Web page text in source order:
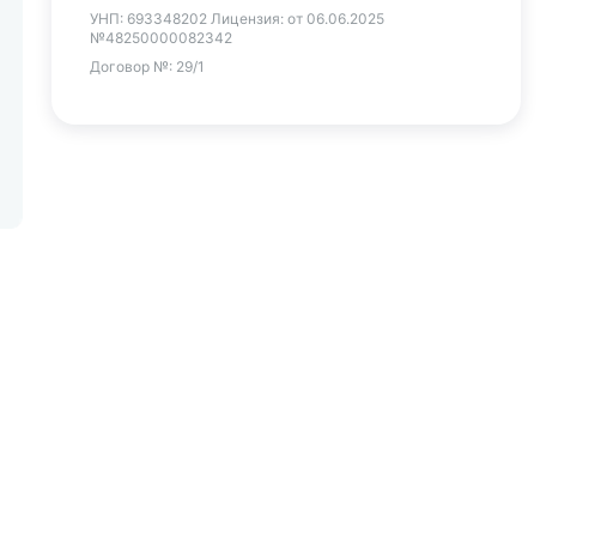
УНП: 693348202 Лицензия: от 06.06.2025
№48250000082342
Договор №: 29/1